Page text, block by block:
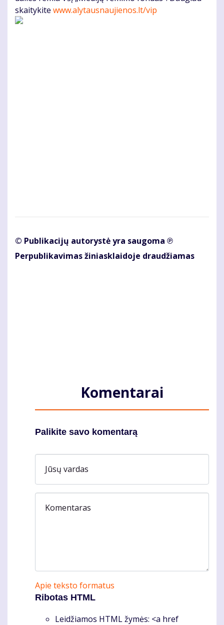
skaitykite www.alytausnaujienos.lt/vip
© Publikacijų autorystė yra saugoma ℗
Perpublikavimas žiniasklaidoje draudžiamas
Komentarai
Palikite savo komentarą
Jūsų vardas
Komentaras
Apie teksto formatus
Ribotas HTML
Leidžiamos HTML žymės: <a href